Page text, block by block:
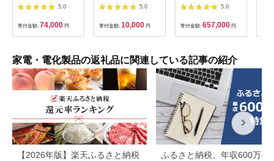
ラ）ウォールナット ×
ガラス ろうそく立て
ロウソク立て クリス
マス ギフト プレゼン
ト バレンタイン ホワ
高山 モアレ moare 柿
下木材 AL001
5.0
寄付金額: 74,000 円
イト) [2558]
5.0
寄付金額: 10,000 円
EOS R7 ボディー キ
ャノン 一眼 家電
5.0
寄付金額: 657,000 円
家電・電化製品の返礼品に関連している記事の紹介
【2026年版】楽天ふるさと納税
ふるさと納税、年収600万の